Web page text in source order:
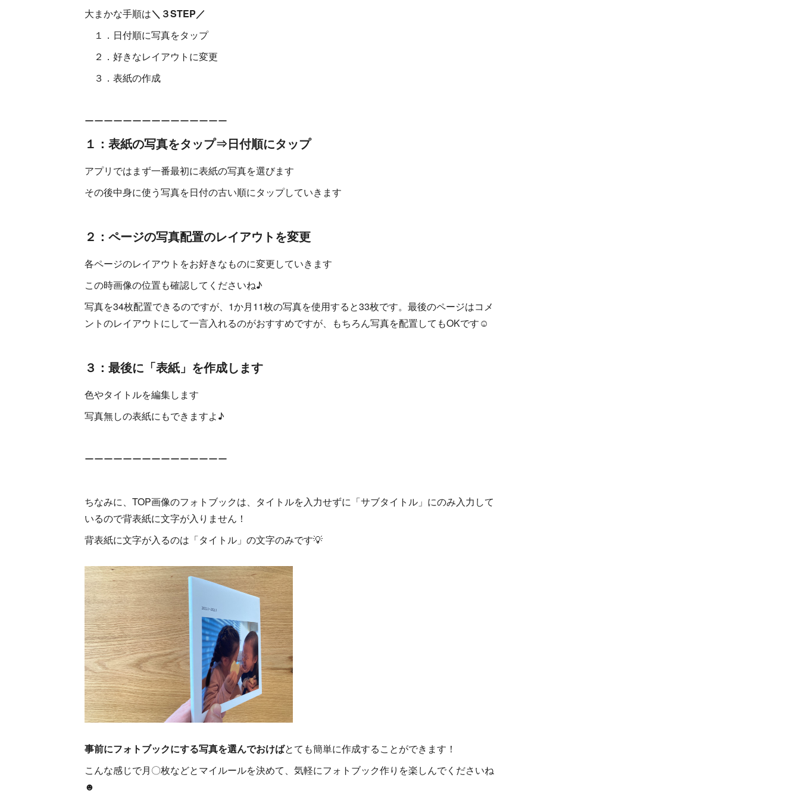
大まかな手順は＼３STEP／
１．日付順に写真をタップ
２．好きなレイアウトに変更
３．表紙の作成
ーーーーーーーーーーーーーーー
１：表紙の写真をタップ⇒日付順にタップ
アプリではまず一番最初に表紙の写真を選びます
その後中身に使う写真を日付の古い順にタップしていきます
２：ページの写真配置のレイアウトを変更
各ページのレイアウトをお好きなものに変更していきます
この時画像の位置も確認してくださいね♪
写真を34枚配置できるのですが、1か月11枚の写真を使用すると33枚です。最後のページはコメ
ントのレイアウトにして一言入れるのがおすすめですが、もちろん写真を配置してもOKです☺
３：最後に「表紙」を作成します
色やタイトルを編集します
写真無しの表紙にもできますよ♪
ーーーーーーーーーーーーーーー
ちなみに、TOP画像のフォトブックは、タイトルを入力せずに「サブタイトル」にのみ入力して
いるので背表紙に文字が入りません！
背表紙に文字が入るのは「タイトル」の文字のみです💡
事前にフォトブックにする写真を選んでおけばとても簡単に作成することができます！
こんな感じで月〇枚などとマイルールを決めて、気軽にフォトブック作りを楽しんでくださいね
☻